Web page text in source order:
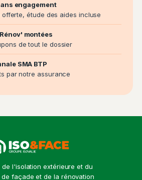
engagement
étude des aides incluse
montées
de tout le dossier
SMA BTP
par notre assurance
de l'isolation extérieure et du
de façade et de la rénovation